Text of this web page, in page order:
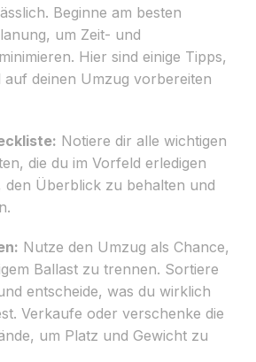
Beginne am besten
um Zeit- und
Hier sind einige Tipps,
auf deinen Umzug vorbereiten
Notiere dir alle wichtigen
die du im Vorfeld erledigen
den Überblick zu behalten und
Nutze den Umzug als Chance,
Ballast zu trennen. Sortiere
entscheide, was du wirklich
Verkaufe oder verschenke die
um Platz und Gewicht zu